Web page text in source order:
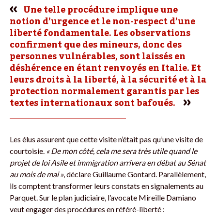
Une telle procédure implique une
notion d’urgence et le non-respect d’une
liberté fondamentale. Les observations
confirment que des mineurs, donc des
personnes vulnérables, sont laissés en
déshérence en étant renvoyés en Italie. Et
leurs droits à la liberté, à la sécurité et à la
protection normalement garantis par les
textes internationaux sont bafoués.
Les élus assurent que cette visite n’était pas qu’une visite de
courtoisie. « De mon côté, cela me sera très utile quand le
projet de loi Asile et immigration arrivera en débat au Sénat
au mois de mai », déclare Guillaume Gontard. Parallèlement,
ils comptent transformer leurs constats en signalements au
Parquet. Sur le plan judiciaire, l’avocate Mireille Damiano
veut engager des procédures en référé-liberté :